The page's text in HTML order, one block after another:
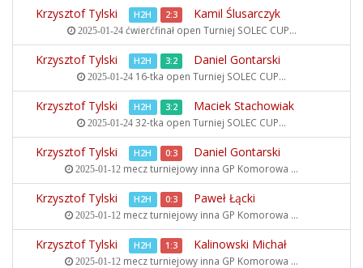
Krzysztof Tylski H2H 2:3 Kamil Ślusarczyk
2025-01-24ćwierćfinał open Turniej SOLEC CUP...
Krzysztof Tylski H2H 3:2 Daniel Gontarski
2025-01-24 16-tka open Turniej SOLEC CUP...
Krzysztof Tylski H2H 3:2 Maciek Stachowiak
2025-01-24 32-tka open Turniej SOLEC CUP...
Krzysztof Tylski H2H 0:3 Daniel Gontarski
2025-01-12 mecz turniejowy inna GP Komorowa ...
Krzysztof Tylski H2H 0:3 Paweł Łącki
2025-01-12 mecz turniejowy inna GP Komorowa ...
Krzysztof Tylski H2H 1:3 Kalinowski Michał
2025-01-12 mecz turniejowy inna GP Komorowa ...